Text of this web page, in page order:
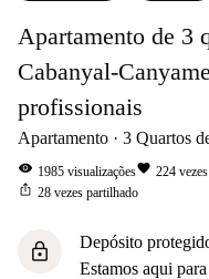
Apartamento de 3
Cabanyal-
profissionais
Apartamento 3 Quartos
visibility 1985 visualizaçõesfavorite 224
ios_share 28 vezes partilhado
lock
Depósito
Estamos aqui